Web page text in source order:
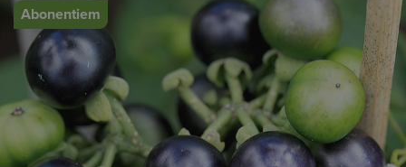
Abonentiem